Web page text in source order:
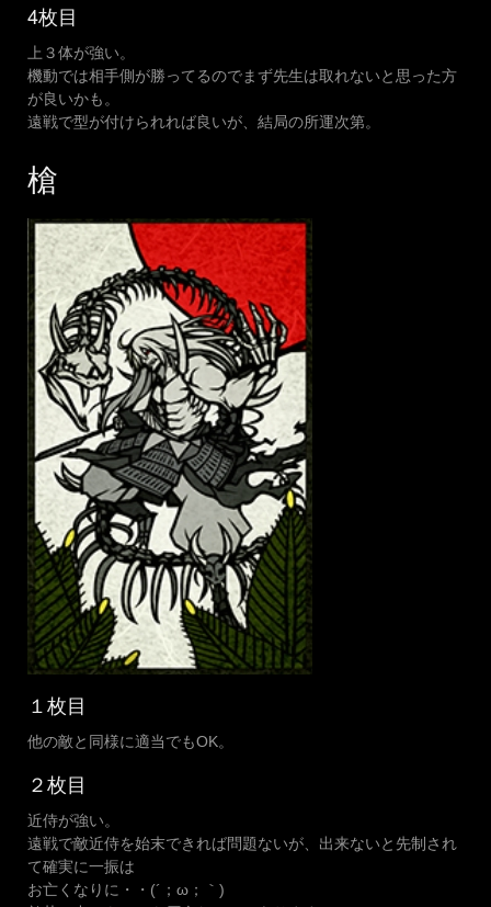
4枚目
上３体が強い。
機動では相手側が勝ってるのでまず先生は取れないと思った方
が良いかも。
遠戦で型が付けられれば良いが、結局の所運次第。
槍
１枚目
他の敵と同様に適当でもOK。
２枚目
近侍が強い。
遠戦で敵近侍を始末できれば問題ないが、出来ないと先制され
て確実に一振は
お亡くなりに・・(´；ω；｀)